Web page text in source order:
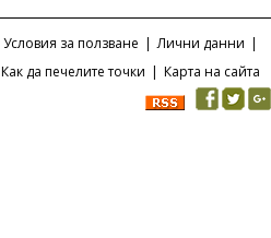
Условия за ползване | Лични данни |
Как да печелите точки | Карта на сайта